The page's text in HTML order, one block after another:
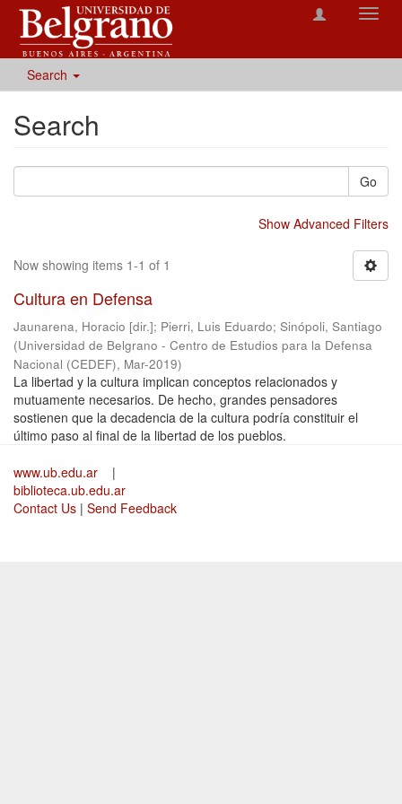
Search
Search
Go
Show Advanced Filters
Now showing items 1-1 of 1
Cultura en Defensa
Jaunarena, Horacio [dir.]; Pierri, Luis Eduardo; Sinópoli, Santiago
(Universidad de Belgrano - Centro de Estudios para la Defensa
Nacional (CEDEF), Mar-2019)
La libertad y la cultura implican conceptos relacionados y
mutuamente necesarios. De hecho, grandes pensadores
sostienen que la decadencia de la cultura podría constituir el
último paso al final de la libertad de los pueblos.
www.ub.edu.ar
|
biblioteca.ub.edu.ar
Contact Us | Send Feedback